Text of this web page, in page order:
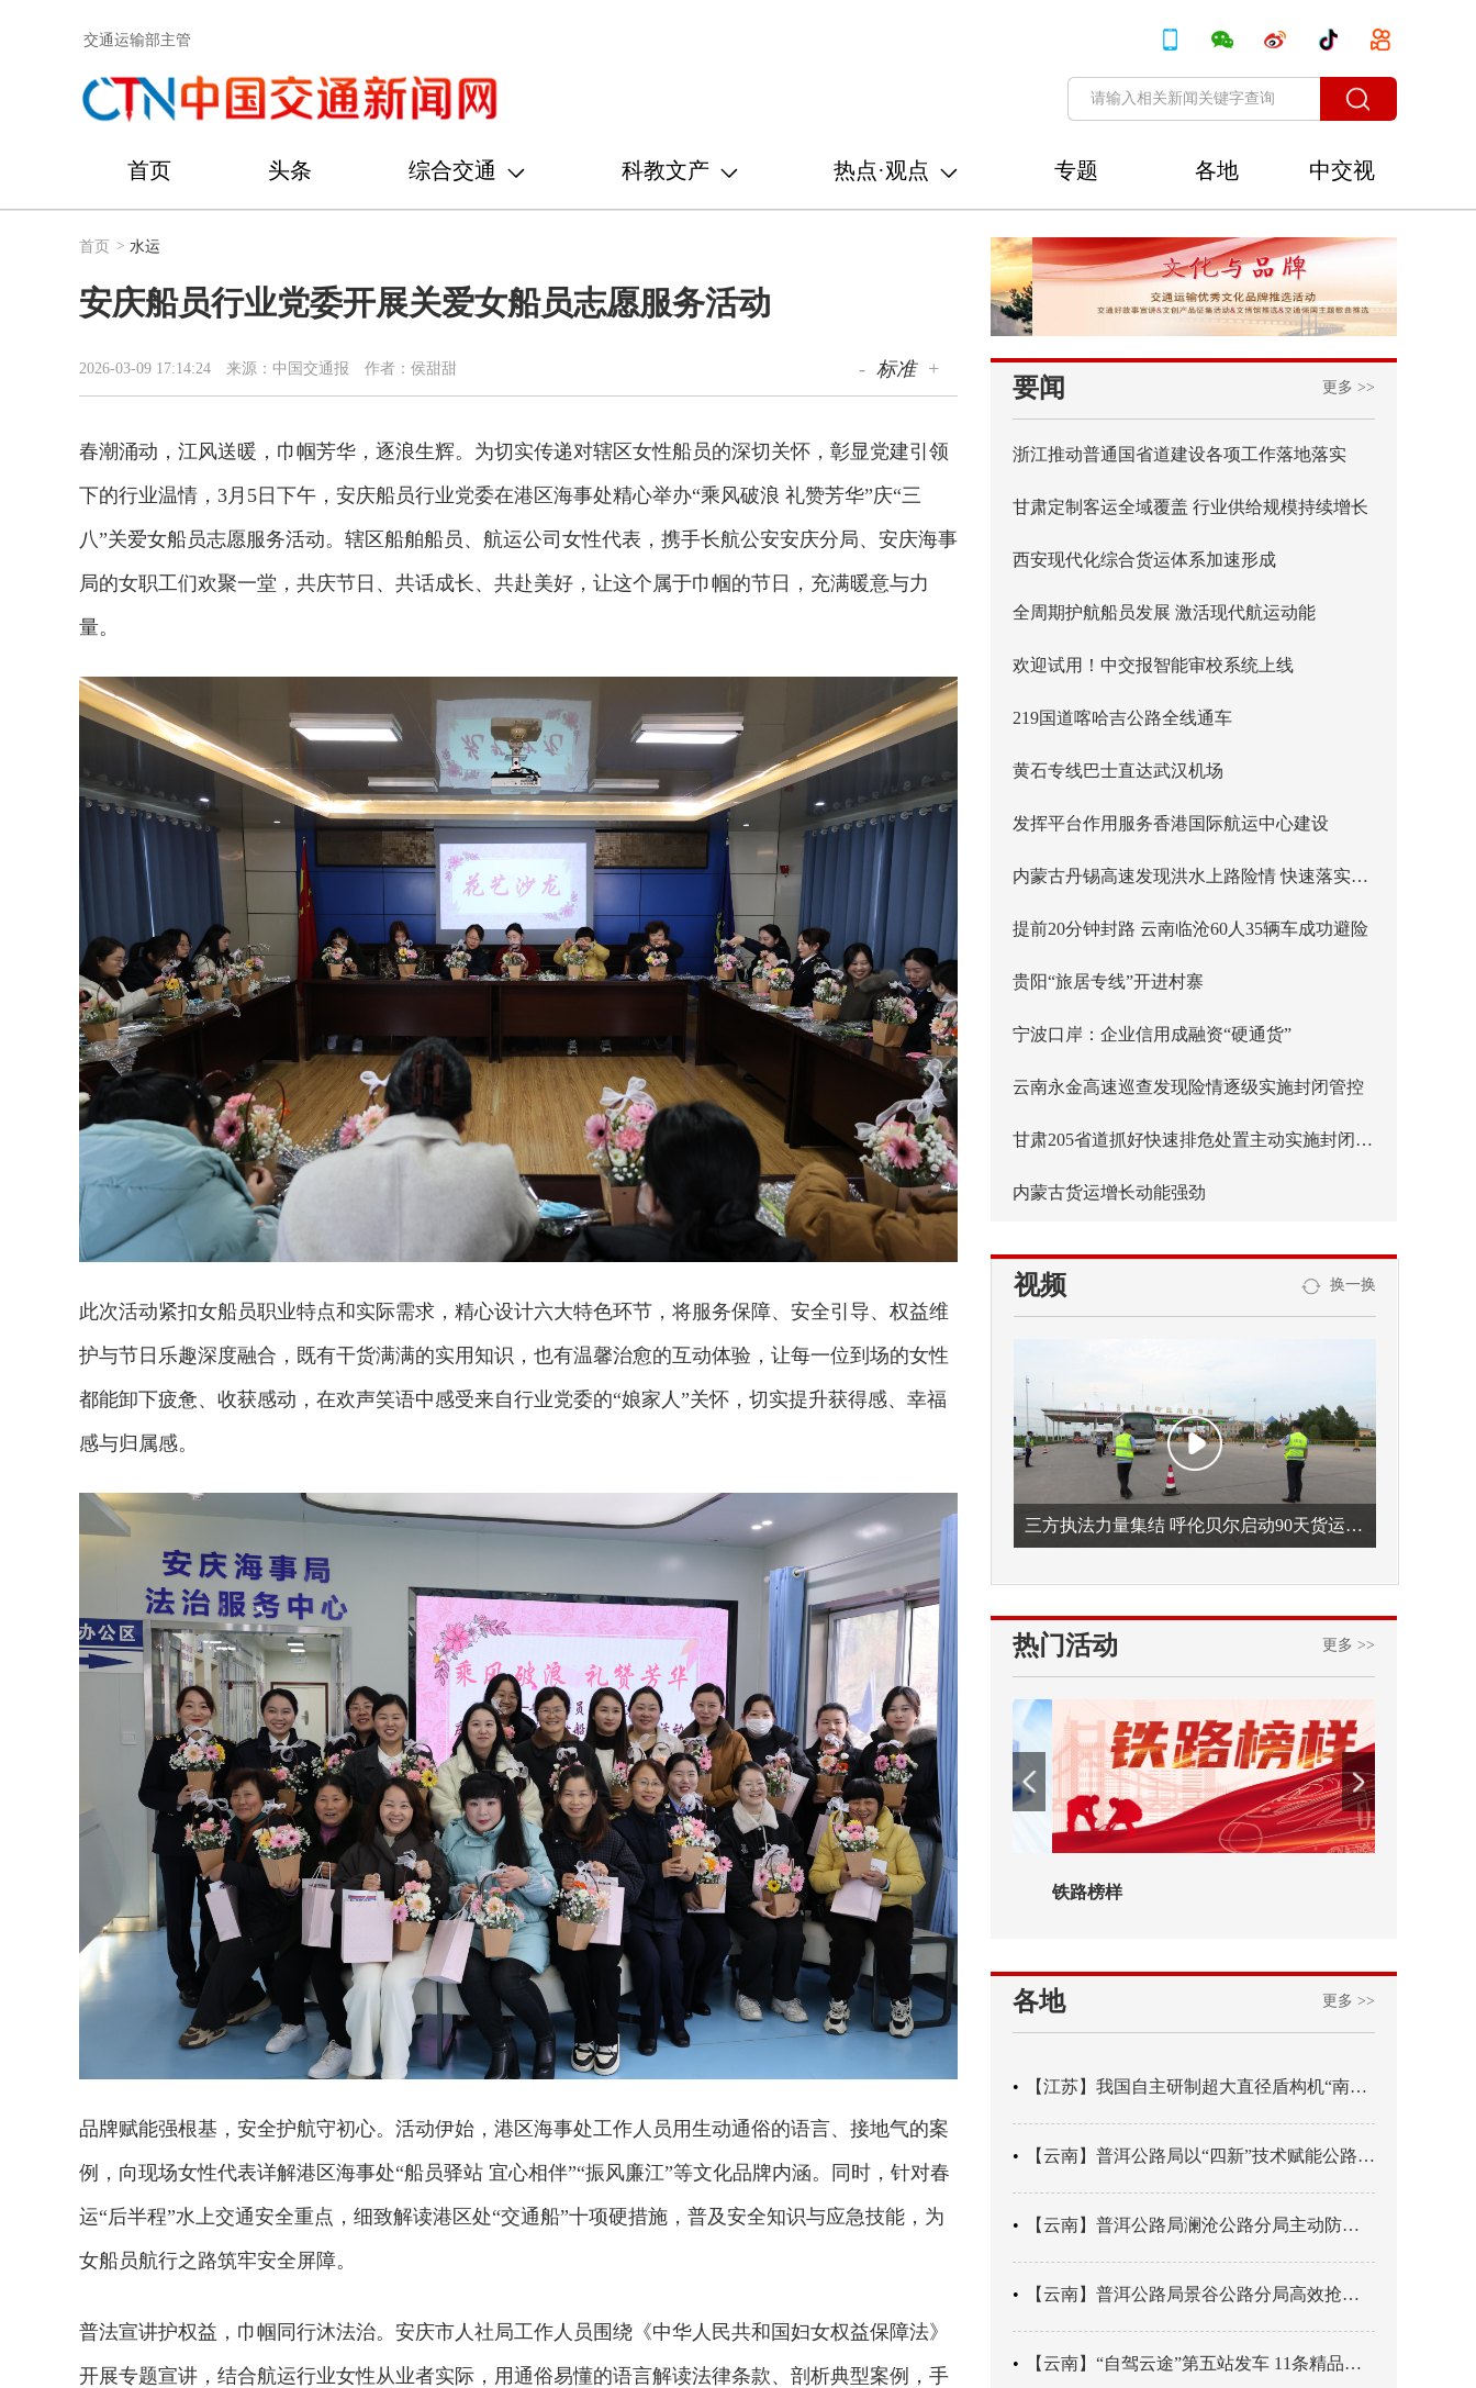
交通运输部主管
首页 头条 综合交通 科教文产 热点·观点 专题 各地
中交视
讯
首页 > 水运
安庆船员行业党委开展关爱女船员志愿服务活动
2026-03-09 17:14:24 来源：中国交通报 作者：侯甜甜 - 标准 +
春潮涌动，江风送暖，巾帼芳华，逐浪生辉。为切实传递对辖区女性船员的深切关怀，彰显党建引领
下的行业温情，3月5日下午，安庆船员行业党委在港区海事处精心举办“乘风破浪 礼赞芳华”庆“三
八”关爱女船员志愿服务活动。辖区船舶船员、航运公司女性代表，携手长航公安安庆分局、安庆海事
局的女职工们欢聚一堂，共庆节日、共话成长、共赴美好，让这个属于巾帼的节日，充满暖意与力
量。
此次活动紧扣女船员职业特点和实际需求，精心设计六大特色环节，将服务保障、安全引导、权益维
护与节日乐趣深度融合，既有干货满满的实用知识，也有温馨治愈的互动体验，让每一位到场的女性
都能卸下疲惫、收获感动，在欢声笑语中感受来自行业党委的“娘家人”关怀，切实提升获得感、幸福
感与归属感。
品牌赋能强根基，安全护航守初心。活动伊始，港区海事处工作人员用生动通俗的语言、接地气的案
例，向现场女性代表详解港区海事处“船员驿站 宜心相伴”“振风廉江”等文化品牌内涵。同时，针对春
运“后半程”水上交通安全重点，细致解读港区处“交通船”十项硬措施，普及安全知识与应急技能，为
女船员航行之路筑牢安全屏障。
普法宣讲护权益，巾帼同行沐法治。安庆市人社局工作人员围绕《中华人民共和国妇女权益保障法》
开展专题宣讲，结合航运行业女性从业者实际，用通俗易懂的语言解读法律条款、剖析典型案例，手
要闻 更多 >>
浙江推动普通国省道建设各项工作落地落实
甘肃定制客运全域覆盖 行业供给规模持续增长
西安现代化综合货运体系加速形成
全周期护航船员发展 激活现代航运动能
欢迎试用！中交报智能审校系统上线
219国道喀哈吉公路全线通车
黄石专线巴士直达武汉机场
发挥平台作用服务香港国际航运中心建设
内蒙古丹锡高速发现洪水上路险情 快速落实主线封闭管控
提前20分钟封路 云南临沧60人35辆车成功避险
贵阳“旅居专线”开进村寨
宁波口岸：企业信用成融资“硬通货”
云南永金高速巡查发现险情逐级实施封闭管控
甘肃205省道抓好快速排危处置主动实施封闭管控
内蒙古货运增长动能强劲
视频 换一换
三方执法力量集结 呼伦贝尔启动90天货运车辆违法专项整治
热门活动 更多 >>
欢迎试用！中交报智能审校系统上线 铁路榜样
各地 更多 >>
【江苏】我国自主研制超大直径盾构机“南湖号”在常熟下线
【云南】普洱公路局以“四新”技术赋能公路养护
【云南】普洱公路局澜沧公路分局主动防御成功处置214国道山体崩塌险情
【云南】普洱公路局景谷公路分局高效抢通紧急送医村路
【云南】“自驾云途”第五站发车 11条精品线路串起全域风光